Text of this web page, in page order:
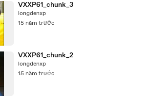
VXXP61_chunk_3
longdenxp
15 năm trước
VXXP61_chunk_2
longdenxp
15 năm trước